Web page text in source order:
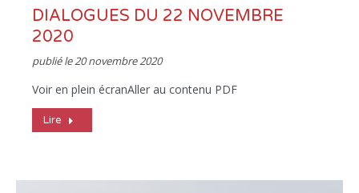
DIALOGUES DU 22 NOVEMBRE
2020
publié le20 novembre 2020
Voir en plein écranAller au contenu PDF
Lire